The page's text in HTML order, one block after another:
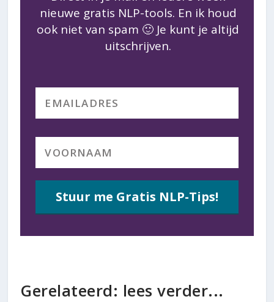
Gerelateerd: lees verder...
nieuwe gratis NLP-tools. En ik houd
ook niet van spam 🙂 Je kunt je altijd
uitschrijven.
Stuur me Gratis NLP-Tips!